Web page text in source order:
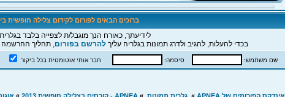
ברוכים הבאים לפורום לקידום צלילה חופשית
לידיעתך, כאורח הנך מוגבל/ת לצפייה בלבד
בכדי להעלות, להגיב ולדרג תמונות בגלריה עליךלהרשם בפורום, תהליך ההרשמה
שם משתמש: סיסמה: חבר אותי אוטומטית בכל ביקור